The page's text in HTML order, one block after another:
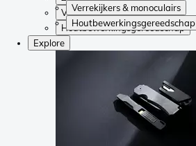
Verrekijkers & monoculairs
Houtbewerkingsgereedschap
Verrekijkers & monoculairs
Houtbewerkingsgereedschap
Explore